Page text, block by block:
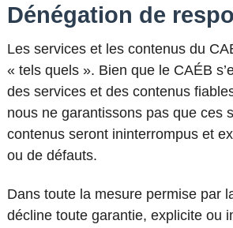
Dénégation de
Les services et les contenus du
« tels quels ». Bien que le CAÉB
des services et des contenus
nous ne garantissons pas que ces
contenus seront ininterrompus et
ou de défauts.
Dans toute la mesure permise par
décline toute garantie, explicite ou